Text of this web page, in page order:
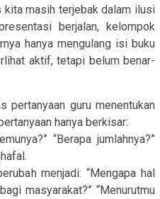
kita masih terjebak dalam ilusi
berjalan, kelompok
hanya mengulang isi buku
aktif, tetapi belum benar-
pertanyaan guru menentukan
hanya berkisar:
“Berapa jumlahnya?”
menjadi: “Mengapa hal
masyarakat?” “Menurutmu